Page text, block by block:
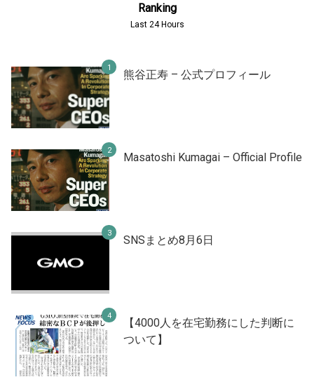
Ranking
Last 24 Hours
熊谷正寿 – 公式プロフィール
Masatoshi Kumagai – Official Profile
SNSまとめ8月6日
【4000人を在宅勤務にした判断に
ついて】